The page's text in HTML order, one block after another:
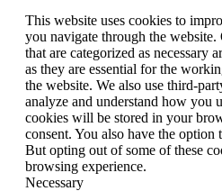
This website uses cookies to
you navigate through the website.
that are categorized as necessary
as they are essential for the
the website. We also use third-
analyze and understand how you
cookies will be stored in your
consent. You also have the option
But opting out of some of these
browsing experience.
Necessary